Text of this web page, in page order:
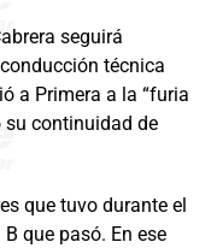
seguirá
técnica
a Primera a la “furia
su continuidad de
que tuvo durante el
que pasó. En ese